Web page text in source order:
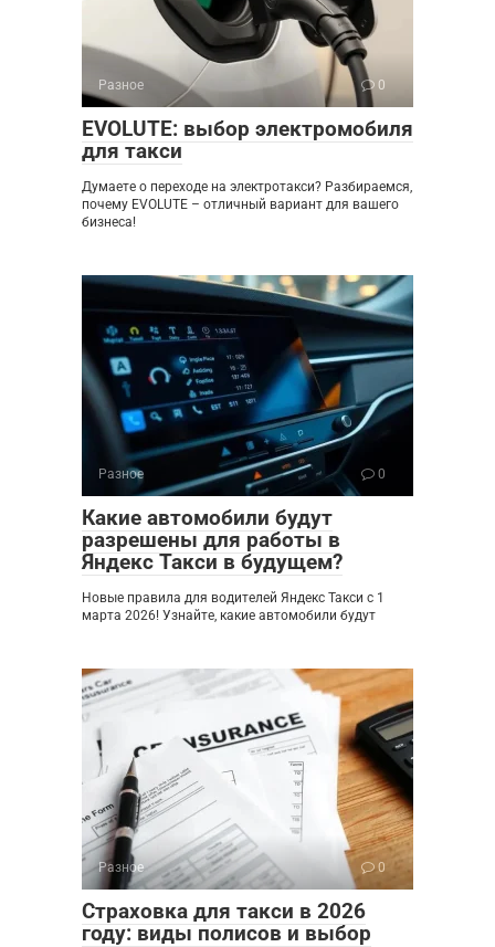
Разное 0
EVOLUTE: выбор электромобиля
для такси
Думаете о переходе на электротакси? Разбираемся,
почему EVOLUTE – отличный вариант для вашего
бизнеса!
Разное 0
Какие автомобили будут
разрешены для работы в
Яндекс Такси в будущем?
Новые правила для водителей Яндекс Такси с 1
марта 2026! Узнайте, какие автомобили будут
Разное 0
Страховка для такси в 2026
году: виды полисов и выбор